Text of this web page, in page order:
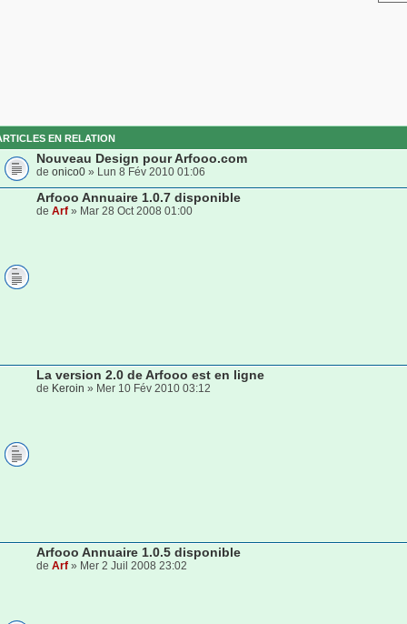
EN RELATION
Nouveau Design pour Arfooo.com
de onico0 » Lun 8 Fév 2010 01:06
Arfooo Annuaire 1.0.7 disponible
de Arf » Mar 28 Oct 2008 01:00
La version 2.0 de Arfooo est en ligne
de Keroin » Mer 10 Fév 2010 03:12
Arfooo Annuaire 1.0.5 disponible
de Arf » Mer 2 Juil 2008 23:02